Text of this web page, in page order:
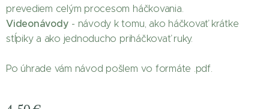
prevediem celým procesom háčkovania.
Videonávody - návody k tomu, ako háčkovať krátke
stĺpiky a ako jednoducho priháčkovať ruky.
Po úhrade vám návod pošlem vo formáte .pdf.